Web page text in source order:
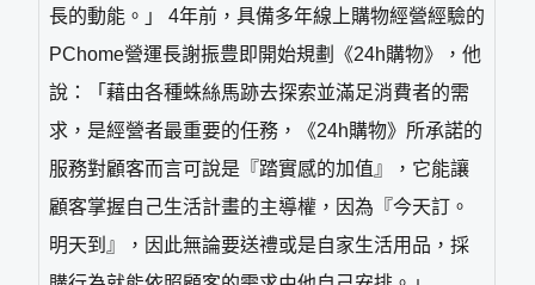
長的動能。」 4年前，具備多年線上購物經營經驗的
PChome營運長謝振豊即開始規劃《24h購物》，他
說：「藉由各種蛛絲馬跡去探索並滿足消費者的需
求，是經營者最重要的任務，《24h購物》所承諾的
服務對顧客而言可說是『踏實感的加值』，它能讓
顧客掌握自己生活計畫的主導權，因為『今天訂。
明天到』，因此無論要送禮或是自家生活用品，採